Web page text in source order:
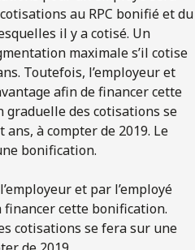
au RPC bonifié et du
il y a cotisé. Un
maximale s’il cotise
Toutefois, l’employeur et
afin de financer cette
graduelle des cotisations se
à compter de 2019. Le
bonification.
et par l’employé
cette bonification.
cotisations se fera sur une